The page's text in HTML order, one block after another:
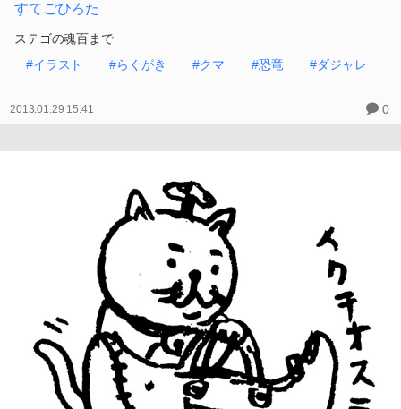
すてごひろた
ステゴの魂百まで
#イラスト
#らくがき #クマ #恐竜 #ダジャレ
2013.01.29 15:41 0